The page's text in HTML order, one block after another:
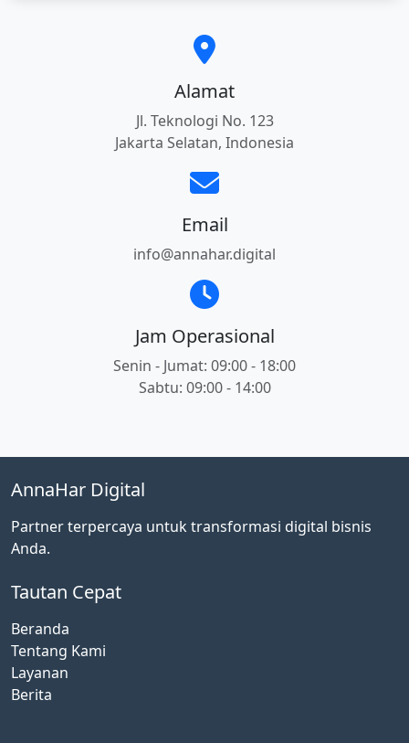
Alamat
Jl. Teknologi No. 123
Jakarta Selatan, Indonesia
Email
info@annahar.digital
Jam Operasional
Senin - Jumat: 09:00 - 18:00
Sabtu: 09:00 - 14:00
AnnaHar Digital
Partner terpercaya untuk transformasi digital bisnis
Anda.
Tautan Cepat
Beranda
Tentang Kami
Layanan
Berita